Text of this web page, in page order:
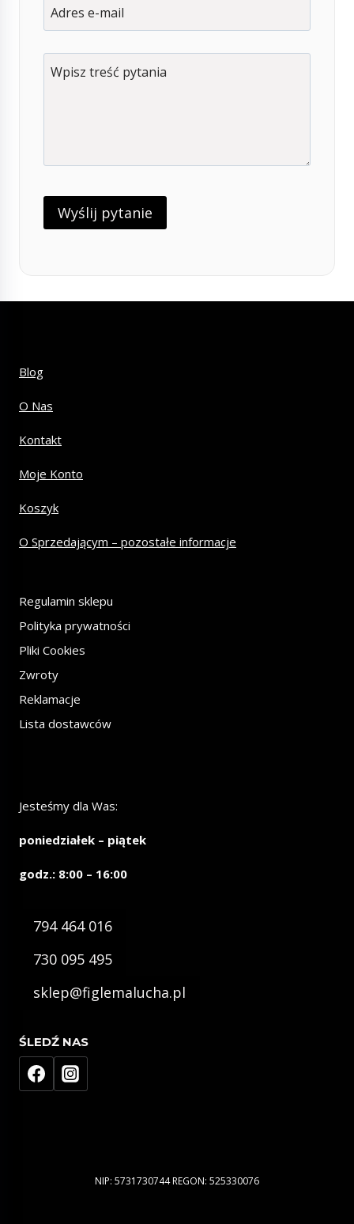
Blog
O Nas
Kontakt
Moje Konto
Koszyk
O Sprzedającym – pozostałe informacje
Regulamin sklepu
Polityka prywatności
Pliki Cookies
Zwroty
Reklamacje
Lista dostawców
Jesteśmy dla Was:
poniedziałek – piątek
godz.: 8:00 – 16:00
794 464 016
730 095 495
sklep@figlemalucha.pl
ŚLEDŹ NAS
NIP: 5731730744 REGON: 525330076